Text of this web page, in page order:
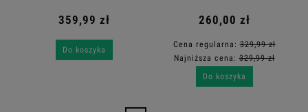
359,99 zł
Do koszyka
260,00 zł
Cena regularna:329,99 zł
Najniższa cena:329,99 zł
Do koszyka